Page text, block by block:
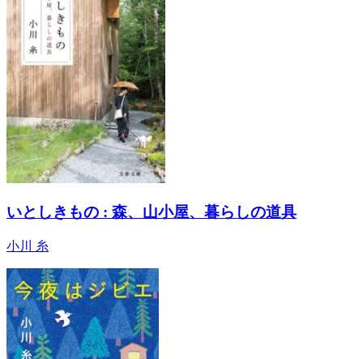
いとしきもの : 森、山小屋、暮らしの道具
小川 糸